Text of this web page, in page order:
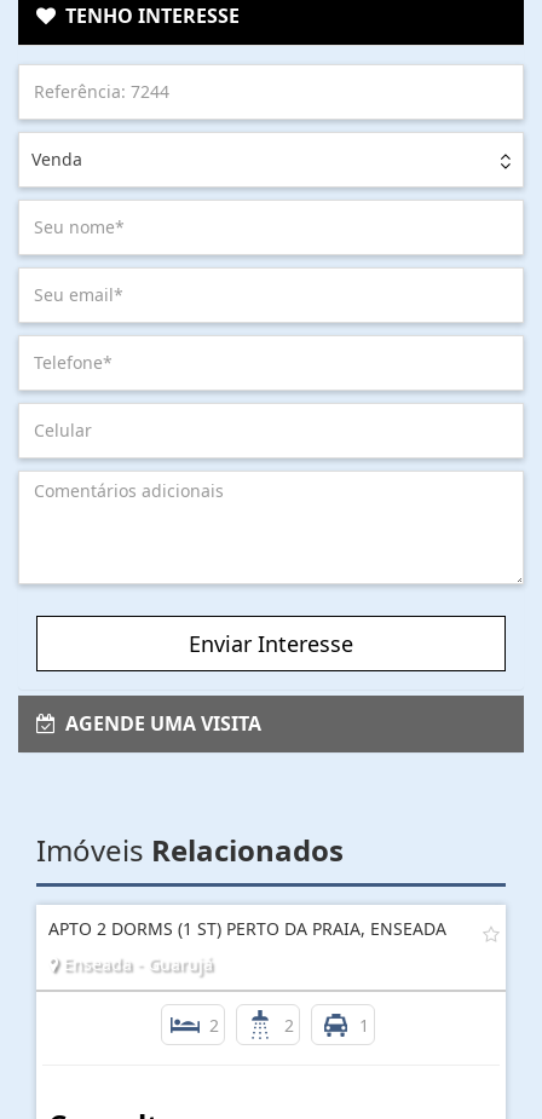
TENHO INTERESSE
Venda
Enviar Interesse
AGENDE UMA VISITA
Imóveis Relacionados
APTO 2 DORMS (1 ST) PERTO DA PRAIA, ENSEADA
Enseada - Guarujá
2 2 1